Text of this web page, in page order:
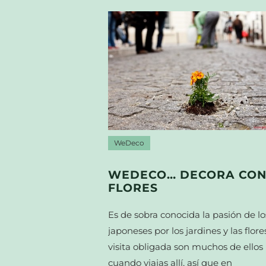
WeDeco
WEDECO… DECORA CON
FLORES
Es de sobra conocida la pasión de
japoneses por los jardines y las
visita obligada son muchos de ellos
cuando viajas allí, así que en